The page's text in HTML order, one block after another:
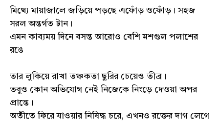
মিথ্যে মায়াজালে জড়িয়ে পড়ছে এফোঁড় ওফোঁড়। সহজ
সরল অন্তর্গত টান।
এমন কাব্যময় দিনে বসন্ত আরোও বেশি মশগুল পলাশের
রঙে
তার লুকিয়ে রাখা তঞ্চকতা ছুরির চেয়েও তীব্র।
তবুও কোন অভিযোগ নেই নিজেকে নিংড়ে দেওয়া অপর
প্রান্তে।
অতীতে ফিরে যাওয়ার নিষিদ্ধ চরে, এখনও রক্তের দাগ লেগে